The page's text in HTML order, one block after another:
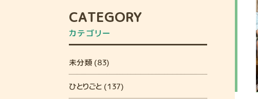
CATEGORY
カテゴリー
未分類 (83)
ひとりごと (137)